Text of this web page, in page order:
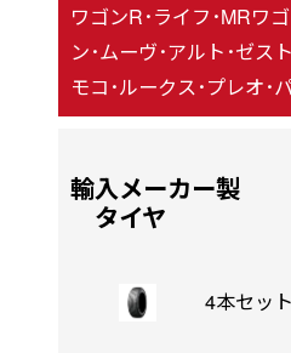
ワゴンR･ライフ･MRワ
ン･ムーヴ･アルト･ゼス
モコ･ルークス･プレオ･
輸入メーカー製
タイヤ
4本セット